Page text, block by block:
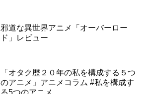
邪道な異世界アニメ「オーバーロー
ド」レビュー
「オタク歴２０年の私を構成する５つ
のアニメ」アニメコラム #私を構成す
る5つのアニメ